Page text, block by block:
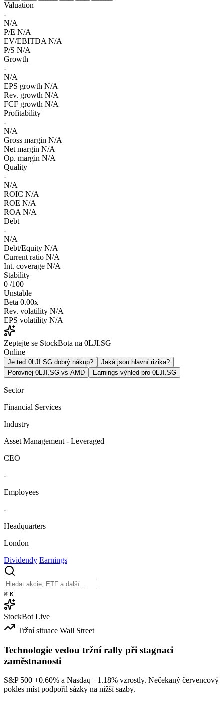
Valuation
-
N/A
P/E N/A
EV/EBITDA N/A
P/S N/A
Growth
-
N/A
EPS growth N/A
Rev. growth N/A
FCF growth N/A
Profitability
-
N/A
Gross margin N/A
Net margin N/A
Op. margin N/A
Quality
-
N/A
ROIC N/A
ROE N/A
ROA N/A
Debt
-
N/A
Debt/Equity N/A
Current ratio N/A
Int. coverage N/A
Stability
0 /100
Unstable
Beta 0.00x
Rev. volatility N/A
EPS volatility N/A
Zeptejte se StockBota na 0LJI.SG
Online
Je teď 0LJI.SG dobrý nákup?
Jaká jsou hlavní rizika?
Porovnej 0LJI.SG vs AMD
Earnings výhled pro 0LJI.SG
Sector
Financial Services
Industry
Asset Management - Leveraged
CEO
-
Employees
-
Headquarters
London
Dividendy Earnings
⌘ K
StockBot Live
Tržní situace Wall Street
Technologie vedou tržní rally při stagnaci
zaměstnanosti
S&P 500 +0.60% a Nasdaq +1.18% vzrostly. Nečekaný červencový
pokles míst podpořil sázky na nižší sazby.